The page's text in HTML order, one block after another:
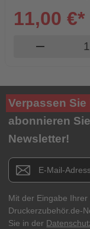
11,00 €*
remove
Verpassen
abonnieren
Newsletter!
Newsletter E-Mail
Mit der Eingabe
Druckerzubehör.de-
Sie in der